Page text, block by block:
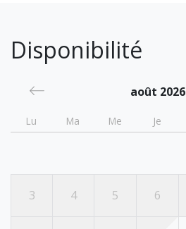
Disponibilité
août 2026
Lu Ma Me Je
3 4 5 6